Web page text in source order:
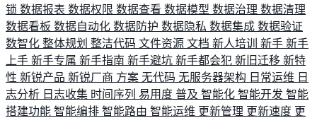
锁 数据报表 数据权限 数据查看 数据模型 数据治理 数据清理
数据看板 数据自动化 数据防护 数据隐私 数据集成 数据验证
数智化 整体规划 整洁代码 文件资源 文档 新人培训 新手 新手
上手 新手专属 新手指南 新手避坑 新手都会犯 新旧迁移 新特
性 新锐产品 新锐厂商 方案 无代码 无服务器架构 日常运维 日
志分析 日志收集 时间序列 易用度 普及 智能化 智能开发 智能
搭建功能 智能编排 智能路由 智能运维 更新管理 更新速度 更